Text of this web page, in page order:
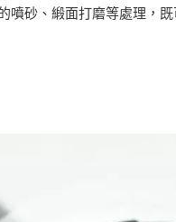
噴砂、緞面打磨等處理，